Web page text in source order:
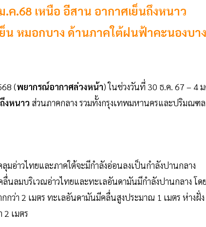
.68 เหนือ อีสาน อากาศเย็นถึงหนาว
หมอกบาง ด้านภาคใต้ฝนฟ้าคะนองบาง
(พยากรณ์อากาศล่วงหน้า) ในช่วงวันที่ 30 ธ.ค. 67 – 4
งหนาว ส่วนภาคกลาง รวมทั้งกรุงเทพมหานครและปริมณฑล
มอ่าวไทยและภาคใต้จะมีกำลังอ่อนลงเป็นกำลังปานกลาง
ลื่นลมบริเวณอ่าวไทยและทะเลอันดามันมีกำลังปานกลาง โดย
ว่า 2 เมตร ทะเลอันดามันมีคลื่นสูงประมาณ 1 เมตร ห่างฝั่ง
2 เมตร